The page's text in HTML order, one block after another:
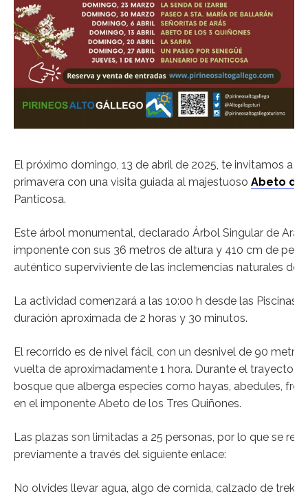
El próximo domingo, 13 de abril de 2025, te invitamos a
primavera con una visita guiada al majestuoso Abeto de
Panticosa.
Este árbol monumental, declarado Árbol Singular de
imponente con sus 36 metros de altura y 410 cm de
auténtico superviviente de las inclemencias naturales de
La actividad comenzará a las 10:00 h desde las Piscinas
duración aproximada de 2 horas y 30 minutos.
El recorrido es de nivel fácil, con un desnivel de 90
vuelta de aproximadamente 1 hora. Durante el trayecto,
bosque que alberga especies como hayas, abedules,
en el imponente Abeto de los Tres Quiñones.
Las plazas son limitadas a 25 personas, por lo que se
previamente a través del siguiente enlace:
No olvides llevar agua, algo de comida, calzado de